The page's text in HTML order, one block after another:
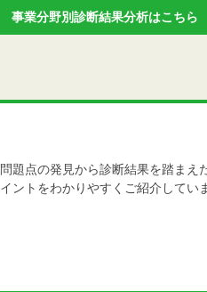
事業分野別診断結果分析はこちら
問題点の発見から診断結果を踏まえ
イントをわかりやすくご紹介してい